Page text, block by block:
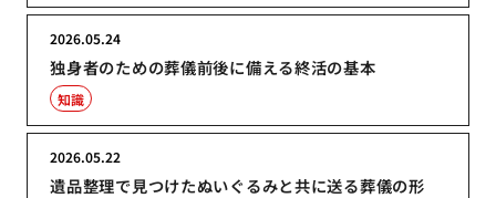
独身者のための葬儀前後に備える終活の基本
2026.05.24
知識
遺品整理で見つけたぬいぐるみと共に送る葬儀の形
2026.05.22